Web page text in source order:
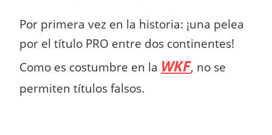
Por primera vez en la historia: ¡una pelea
por el título PRO entre dos continentes!
Como es costumbre en la WKF, no se
permiten títulos falsos.